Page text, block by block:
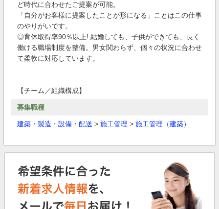
ど時代に合わせたご提案が可能。
「自分がお客様に提案したことが形になる」ことはこの仕事
のやりがいです。
◎育休取得率90％以上! 結婚しても、子供ができても、長く
働ける職場制度を整備。男女関わらず、個々の状況に合わせ
て柔軟に対応しています。
【チーム／組織構成】
募集職種
建築・製造・設備・配送 > 施工管理 > 施工管理（建築）